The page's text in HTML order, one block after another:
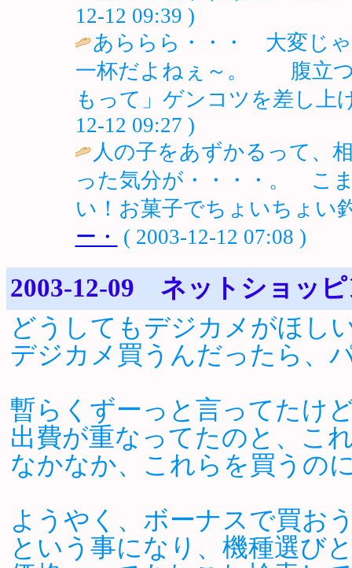
12-12 09:39 )
あららら・・・ 大変じ
一杯だよねぇ～。 腹立つ
もって」ゲンコツを差し上
12-12 09:27 )
人の子をあずかるって、
った気分が・・・・。 こ
い！お菓子でちょいちょい
ー・
( 2003-12-12 07:08 )
2003-12-09 ネットショッ
どうしてもデジカメがほし
デジカメ買うんだったら、
暫らくずーっと言ってたけ
出費が重なってたのと、こ
なかなか、これらを買うの
ようやく、ボーナスで買お
という事になり、機種選び